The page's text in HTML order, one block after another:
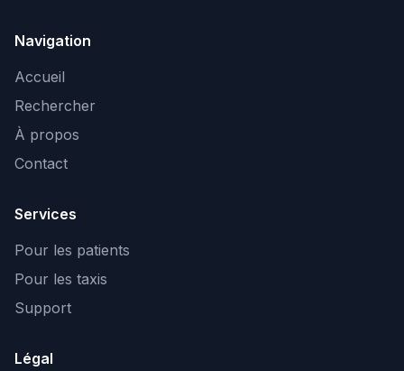
Navigation
Accueil
Rechercher
À propos
Contact
Services
Pour les patients
Pour les taxis
Support
Légal